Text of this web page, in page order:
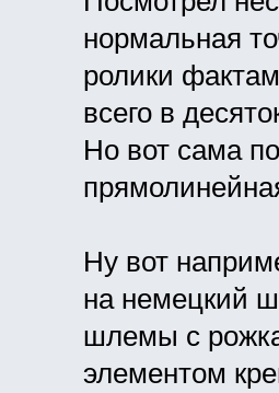
нормальная
ролики
всего в
Но вот сама
Ну вот
на немецкий
шлемы с
элементом